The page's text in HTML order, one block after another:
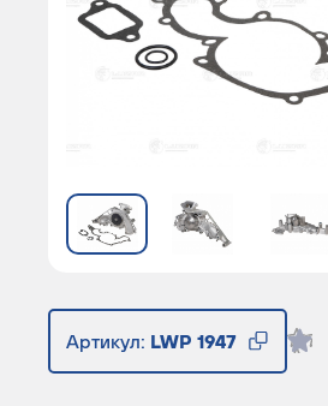
Артикул: LWP 1947